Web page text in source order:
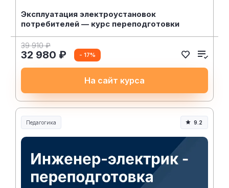
Эксплуатация электроустановок
потребителей — курс переподготовки
39 910 ₽
32 980 ₽ - 17%
На сайт курса
Педагогика
Образование и педагогика
9.2